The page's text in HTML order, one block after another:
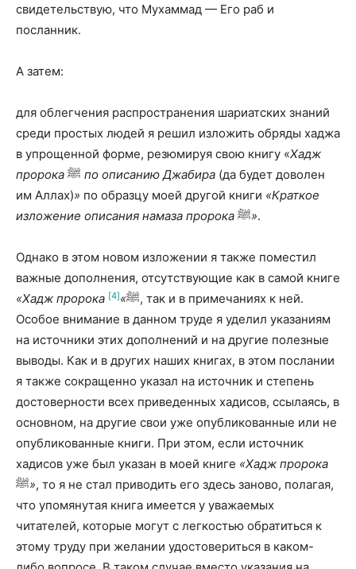
свидетельствую, что Мухаммад — Его раб и
посланник.
А затем:
для облегчения распространения шариатских зна­ний
среди простых людей я решил изложить обряды хаджа
в упрощенной форме, резюмируя свою книгу «Хадж
пророка ﷺ по описанию Джабира (да будет доволен
им Аллах)» по образцу моей другой книги «Краткое
изложение описания намаза пророка ﷺ».
Однако в этом новом изложении я также поместил
важные дополнения, отсутствующие как в самой книге
«Хадж пророка
ﷺ»
[4]
, так и в примечаниях к ней.
Особое внимание в данном труде я уделил указаниям
на источники этих дополнений и на другие полезные
выводы. Как и в других наших книгах, в этом послании
я также сокращенно указал на источник и степень
достоверности всех приведен­ных хадисов, ссылаясь, в
основном, на другие свои уже опубликованные или не
опубликованные книги. При этом, если источник
хадисов уже был указан в моей книге «Хадж пророка
ﷺ», то я не стал приводить его здесь заново, полагая,
что упомянутая книга имеется у уважаемых
читателей, которые могут с легкостью обратиться к
этому труду при желании удостове­риться в каком-